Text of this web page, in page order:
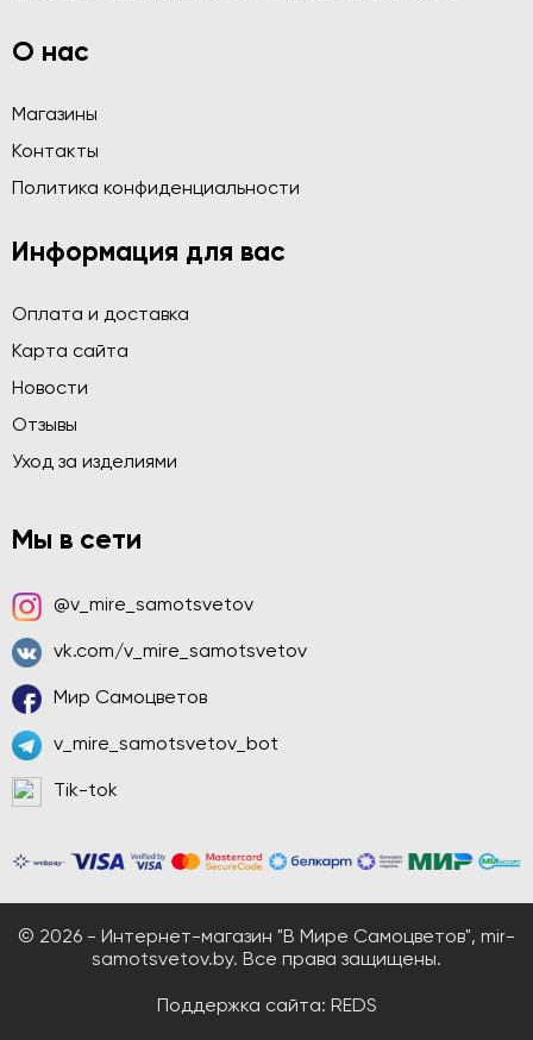
О нас
Магазины
Контакты
Политика конфиденциальности
Информация для вас
Оплата и доставка
Карта сайта
Новости
Отзывы
Уход за изделиями
Мы в сети
@v_mire_samotsvetov
vk.com/v_mire_samotsvetov
Мир Самоцветов
v_mire_samotsvetov_bot
Tik-tok
© 2026 - Интернет-магазин "В Мире Самоцветов", mir-
samotsvetov.by. Все права защищены.
Поддержка сайта: REDS